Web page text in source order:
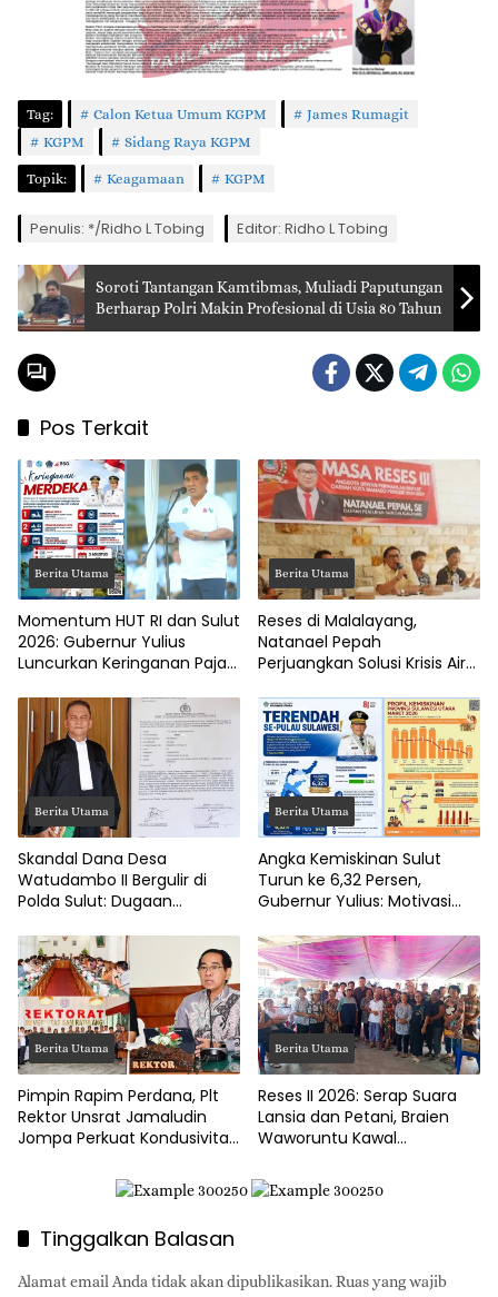
Tag: Calon Ketua Umum KGPM
James Rumagit
KGPM
Sidang Raya KGPM
Topik: Keagamaan KGPM
Penulis: */Ridho L Tobing Editor: Ridho L Tobing
Soroti Tantangan Kamtibmas, Muliadi Paputungan
Berharap Polri Makin Profesional di Usia 80 Tahun
Pos Terkait
Berita Utama
Momentum HUT RI dan Sulut
2026: Gubernur Yulius
Luncurkan Keringanan Pajak
Berita Utama
Reses di Malalayang,
Natanael Pepah
Perjuangkan Solusi Krisis Air
DPRD Manado
Berita Utama
Skandal Dana Desa
Watudambo II Bergulir di
Polda Sulut: Dugaan
Hingga Jalan Tani Rp214
Juta
Berita Utama
Angka Kemiskinan Sulut
Turun ke 6,32 Persen,
Gubernur Yulius: Motivasi
Berita Utama
Pimpin Rapim Perdana, Plt
Rektor Unsrat Jamaludin
Jompa Perkuat Kondusivitas
Berita Utama
Reses II 2026: Serap Suara
Lansia dan Petani, Braien
Waworuntu Kawal
Tinggalkan Balasan
Alamat email Anda tidak akan dipublikasikan.Ruas yang wajib